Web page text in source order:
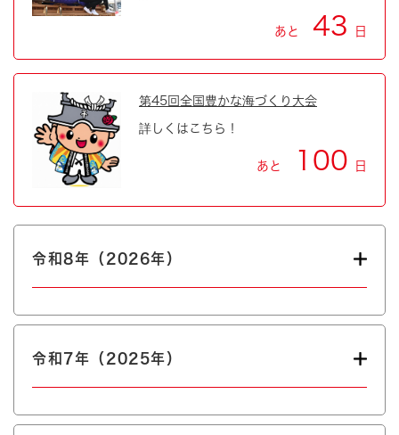
あと 43 日
第45回全国豊かな海づくり大会
詳しくはこちら！
あと 100 日
令和8年（2026年）
令和7年（2025年）